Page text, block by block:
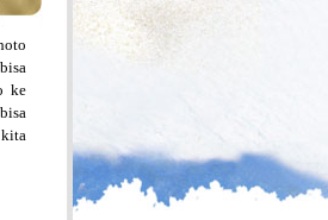
ke